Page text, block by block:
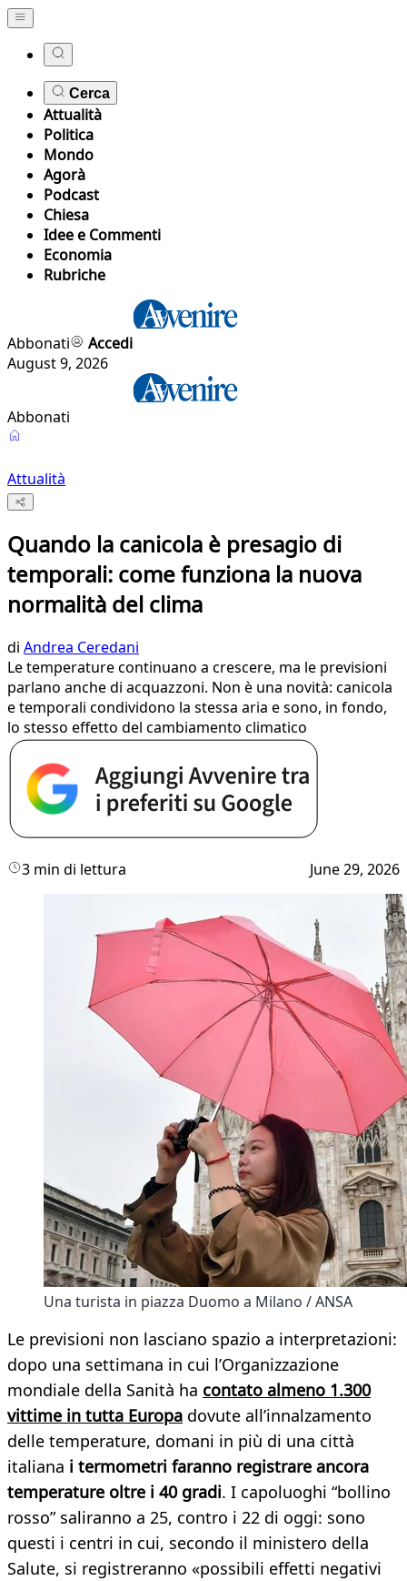
Cerca
Attualità
Politica
Mondo
Agorà
Podcast
Chiesa
Idee e Commenti
Economia
Rubriche
Abbonati
Accedi
August 9, 2026
Abbonati
Attualità
Quando la canicola è presagio di
temporali: come funziona la nuova
normalità del clima
di Andrea Ceredani
Le temperature continuano a crescere, ma le previsioni
parlano anche di acquazzoni. Non è una novità: canicola
e temporali condividono la stessa aria e sono, in fondo,
lo stesso effetto del cambiamento climatico
3 min di lettura June 29, 2026
Una turista in piazza Duomo a Milano / ANSA
Le previsioni non lasciano spazio a interpretazioni:
dopo una settimana in cui l’Organizzazione
mondiale della Sanità ha contato almeno 1.300
vittime in tutta Europa dovute all’innalzamento
delle temperature, domani in più di una città
italiana i termometri faranno registrare ancora
temperature oltre i 40 gradi. I capoluoghi “bollino
rosso” saliranno a 25, contro i 22 di oggi: sono
questi i centri in cui, secondo il ministero della
Salute, si registreranno «possibili effetti negativi